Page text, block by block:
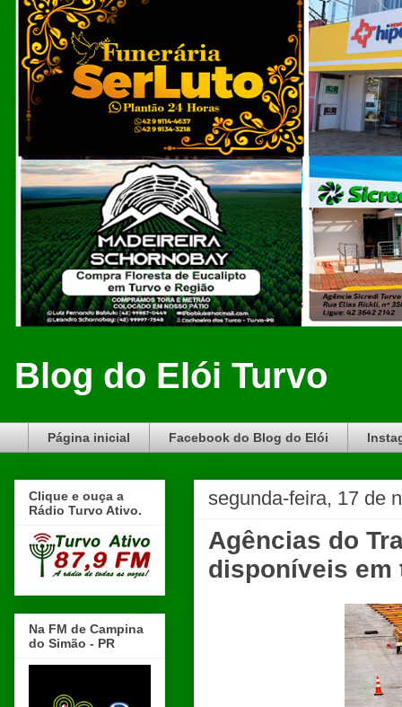
Blog do Elói Turvo
Página inicial Facebook do Blog do Elói
segunda-feira, 17 de
Agências do
disponíveis em
Clique e ouça a
Rádio Turvo Ativo.
Na FM de Campina
do Simão - PR